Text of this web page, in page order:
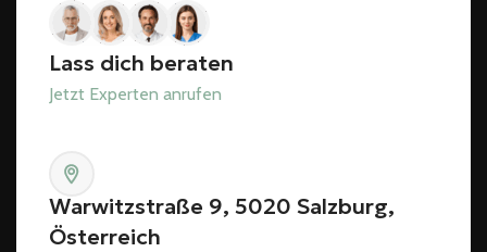
Lass dich beraten
Jetzt Experten anrufen
Warwitzstraße 9, 5020 Salzburg,
Österreich